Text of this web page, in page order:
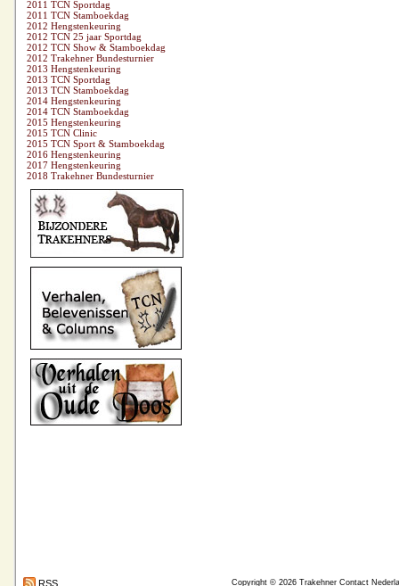
2011 TCN Sportdag
2011 TCN Stamboekdag
2012 Hengstenkeuring
2012 TCN 25 jaar Sportdag
2012 TCN Show & Stamboekdag
2012 Trakehner Bundesturnier
2013 Hengstenkeuring
2013 TCN Sportdag
2013 TCN Stamboekdag
2014 Hengstenkeuring
2014 TCN Stamboekdag
2015 Hengstenkeuring
2015 TCN Clinic
2015 TCN Sport & Stamboekdag
2016 Hengstenkeuring
2017 Hengstenkeuring
2018 Trakehner Bundesturnier
Copyright © 2026 Trakehner Contact
RSS